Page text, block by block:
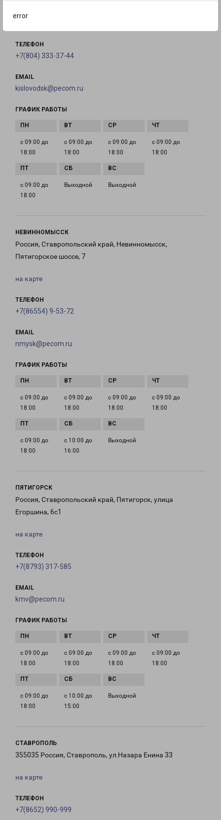
error
ТЕЛЕФОН
+7(804) 333-37-44
EMAIL
kislovodsk@pecom.ru
ГРАФИК РАБОТЫ
с 09:00 до
18:00
с 09:00 до
18:00
с 09:00 до
18:00
с 09:00 до
18:00
с 09:00 до
18:00
Выходной Выходной
НЕВИННОМЫССК
Россия, Ставропольский край, Невинномысск,
Пятигорское шоссе, 7
на карте
ТЕЛЕФОН
+7(86554) 9-53-72
EMAIL
nmysk@pecom.ru
ГРАФИК РАБОТЫ
с 09:00 до
18:00
с 09:00 до
18:00
с 09:00 до
18:00
с 09:00 до
18:00
с 09:00 до
18:00
с 10:00 до
16:00
Выходной
ПЯТИГОРСК
Россия, Ставропольский край, Пятигорск, улица
Егоршина, 6с1
на карте
ТЕЛЕФОН
+7(8793) 317-585
EMAIL
kmv@pecom.ru
ГРАФИК РАБОТЫ
с 09:00 до
18:00
с 09:00 до
18:00
с 09:00 до
18:00
с 09:00 до
18:00
с 09:00 до
18:00
с 10:00 до
15:00
Выходной
СТАВРОПОЛЬ
355035 Россия, Ставрополь, ул.Назара Енина 33
на карте
ТЕЛЕФОН
+7(8652) 990-999